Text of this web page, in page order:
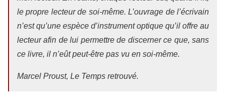
le propre lecteur de soi-même. L’ouvrage de l’écrivain
n’est qu’une espèce d’instrument optique qu’il offre au
lecteur afin de lui permettre de discerner ce que, sans
ce livre, il n’eût peut-être pas vu en soi-même.
Marcel Proust, Le Temps retrouvé.